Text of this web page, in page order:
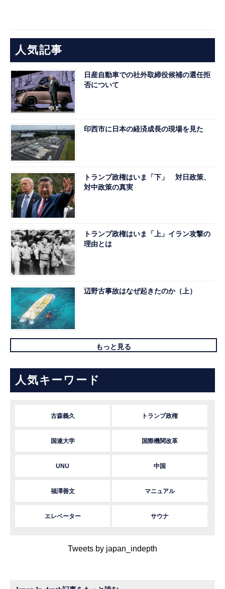
人気記事
日産自動車での社外取締役候補の選任拒
否について
印西市に日本の経済成長の現場を見た
トランプ政権はいま「下」 対日政策、
対中政策の真実
トランプ政権はいま「上」イラン攻撃の
理由とは
辺野古事故はなぜ起きたのか（上）
もっと見る
人気キーワード
古森義久 トランプ政権
国連大学 国際機関改革
UNU 中国
福澤善文 マニュアル
エレベーター サウナ
Tweets by japan_indepth